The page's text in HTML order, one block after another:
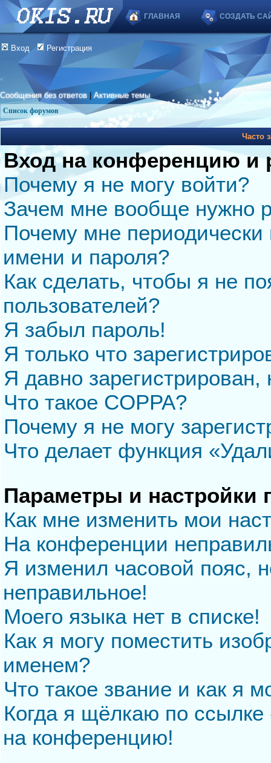
ГЛАВНАЯ СОЗДАТЬ
Вход Регистрация
Сообщения без ответов |Активные темы
Список форумов
Часто
Вход на конференцию и
Почему я не могу войти?
Зачем мне вообще нужно
Почему мне периодически
имени и пароля?
Как сделать, чтобы я не
пользователей?
Я забыл пароль!
Я только что
Я давно
Что такое COPPA?
Почему я не могу
Что делает функция
Параметры и настройки
Как мне изменить мои
На конференции
Я изменил часовой пояс,
неправильное!
Моего языка нет в списке!
Как я могу поместить
именем?
Что такое звание и как я
Когда я щёлкаю по
на конференцию!